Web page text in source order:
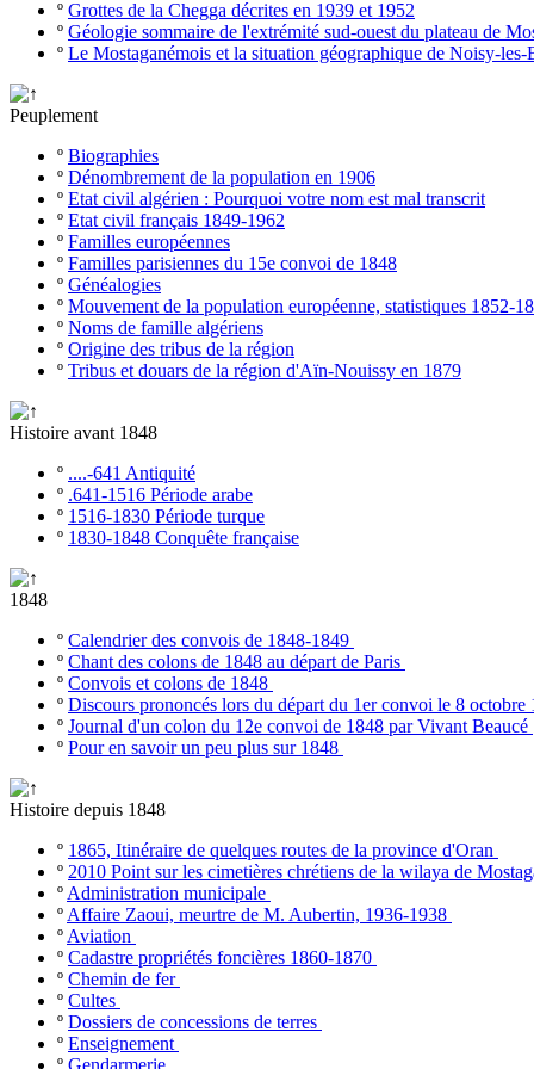
º Grottes de la Chegga décrites en 1939 et 1952
º Géologie sommaire de l'extrémité sud-ouest du plateau de
º Le Mostaganémois et la situation géographique de Noisy-les-
Peuplement
º Biographies
º Dénombrement de la population en 1906
º Etat civil algérien : Pourquoi votre nom est mal transcrit
º Etat civil français 1849-1962
º Familles européennes
º Familles parisiennes du 15e convoi de 1848
º Généalogies
º Mouvement de la population européenne, statistiques 1852-
º Noms de famille algériens
º Origine des tribus de la région
º Tribus et douars de la région d'Aïn-Nouissy en 1879
Histoire avant 1848
º ....-641 Antiquité
º .641-1516 Période arabe
º 1516-1830 Période turque
º 1830-1848 Conquête française
1848
º Calendrier des convois de 1848-1849
º Chant des colons de 1848 au départ de Paris
º Convois et colons de 1848
º Discours prononcés lors du départ du 1er convoi le 8 octobre
º Journal d'un colon du 12e convoi de 1848 par Vivant Beaucé
º Pour en savoir un peu plus sur 1848
Histoire depuis 1848
º 1865, Itinéraire de quelques routes de la province d'Oran
º 2010 Point sur les cimetières chrétiens de la wilaya de
º Administration municipale
º Affaire Zaoui, meurtre de M. Aubertin, 1936-1938
º Aviation
º Cadastre propriétés foncières 1860-1870
º Chemin de fer
º Cultes
º Dossiers de concessions de terres
º Enseignement
º Gendarmerie